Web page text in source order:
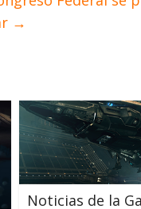
→
Noticias de la